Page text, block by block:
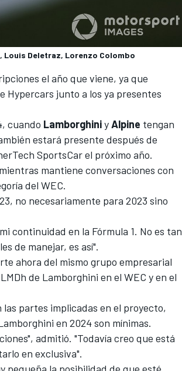
Louis Deletraz, Lorenzo Colombo
el año que viene, ya que
Hypercars junto a los ya presentes
cuando LamborghiniyAlpine tengan
estará presente después de
SportsCar el próximo año.
mantiene conversaciones con
del WEC.
no necesariamente para 2023 sino
continuidad en la Fórmula 1. No es tan
de manejar, es así".
ahora del mismo grupo empresarial
de Lamborghini en el WEC y en el
partes implicadas en el proyecto,
en 2024 son mínimas.
admitió. "Todavía creo que está
en exclusiva".